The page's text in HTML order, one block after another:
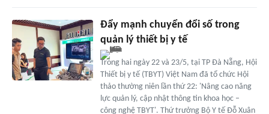
Đẩy mạnh chuyển đổi số trong
quản lý thiết bị y tế
Trong hai ngày 22 và 23/5, tại TP Đà Nẵng, Hội
Thiết bị y tế (TBYT) Việt Nam đã tổ chức Hội
thảo thường niên lần thứ 22: 'Nâng cao năng
lực quản lý, cập nhật thông tin khoa học –
công nghệ TBYT'. Thứ trưởng Bộ Y tế Đỗ Xuân